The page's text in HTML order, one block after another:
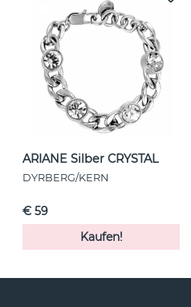
ARIANE Silber CRYSTAL
DYRBERG/KERN
€ 59
Kaufen!